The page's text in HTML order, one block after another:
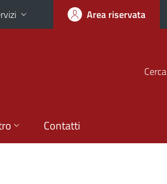
Area riservata
Cerca
Contatti